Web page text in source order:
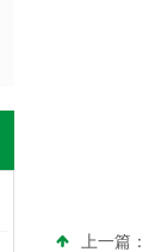
上一篇：